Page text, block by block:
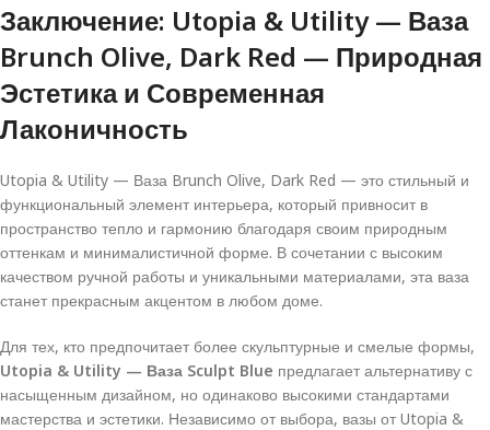
Заключение: Utopia & Utility — Ваза
Brunch Olive, Dark Red — Природная
Эстетика и Современная
Лаконичность
Utopia & Utility — Ваза Brunch Olive, Dark Red — это стильный и
функциональный элемент интерьера, который привносит в
пространство тепло и гармонию благодаря своим природным
оттенкам и минималистичной форме. В сочетании с высоким
качеством ручной работы и уникальными материалами, эта ваза
станет прекрасным акцентом в любом доме.
Для тех, кто предпочитает более скульптурные и смелые формы,
Utopia & Utility — Ваза Sculpt Blue предлагает альтернативу с
насыщенным дизайном, но одинаково высокими стандартами
мастерства и эстетики. Независимо от выбора, вазы от Utopia &